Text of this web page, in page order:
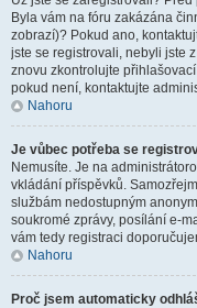
Byla vám na fóru zakázána
zobrazí)? Pokud ano,
jste se registrovali, nebyli jste
znovu zkontrolujte
pokud není, kontaktujte
Nahoru
Je vůbec potřeba se
Nemusíte. Je na
vkládání příspěvků.
službám nedostupným
soukromé zprávy, posílání e-
vám tedy registraci
Nahoru
Proč jsem automaticky